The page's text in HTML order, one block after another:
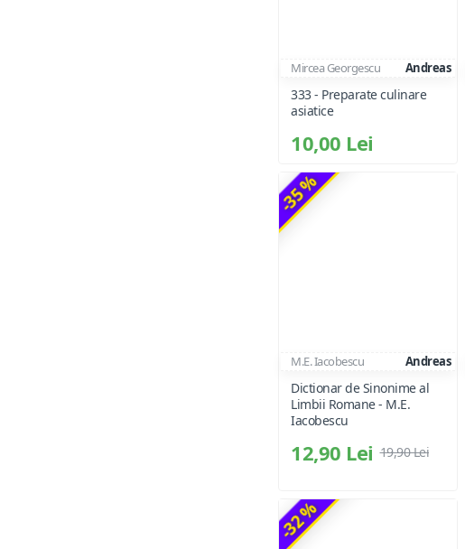
Mircea Georgescu Andreas
333 - Preparate culinare
asiatice
10,00 Lei
-35 %
M.E. Iacobescu Andreas
Dictionar de Sinonime al
Limbii Romane - M.E.
Iacobescu
12,90 Lei 19,90 Lei
-32 %